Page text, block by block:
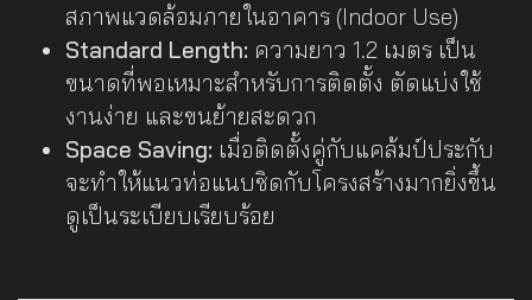
สภาพแวดล้อมภายในอาคาร (Indoor Use)
Standard Length: ความยาว 1.2 เมตร เป็น
ขนาดที่พอเหมาะสำหรับการติดตั้ง ตัดแบ่งใช้
งานง่าย และขนย้ายสะดวก
Space Saving: เมื่อติดตั้งคู่กับแคล้มป์ประกับ
จะทำให้แนวท่อแนบชิดกับโครงสร้างมากยิ่งขึ้น
ดูเป็นระเบียบเรียบร้อย